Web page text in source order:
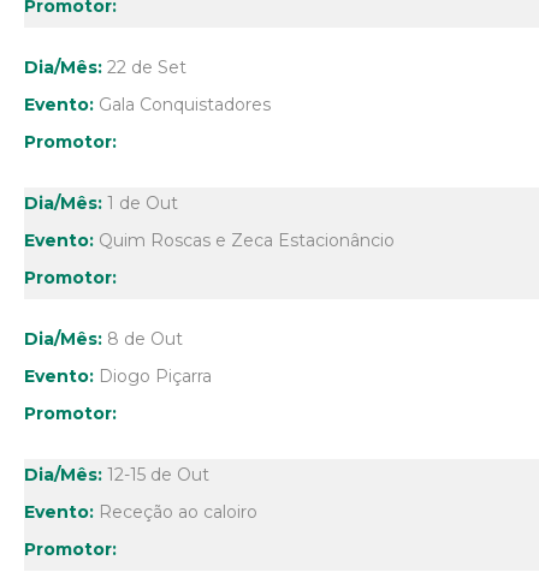
22 de Set
Gala Conquistadores
1 de Out
Quim Roscas e Zeca Estacionâncio
8 de Out
Diogo Piçarra
12-15 de Out
Receção ao caloiro